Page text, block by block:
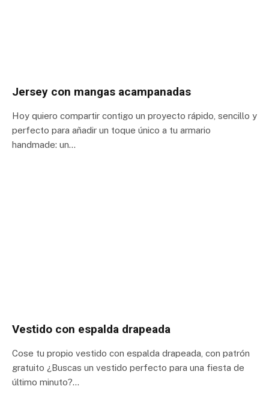
Jersey con mangas acampanadas
Hoy quiero compartir contigo un proyecto rápido, sencillo y
perfecto para añadir un toque único a tu armario
handmade: un…
Vestido con espalda drapeada
Cose tu propio vestido con espalda drapeada, con patrón
gratuito ¿Buscas un vestido perfecto para una fiesta de
último minuto?…